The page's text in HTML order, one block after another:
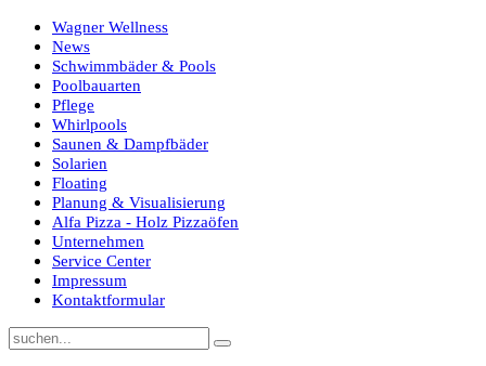
Wagner Wellness
News
Schwimmbäder & Pools
Poolbauarten
Pflege
Whirlpools
Saunen & Dampfbäder
Solarien
Floating
Planung & Visualisierung
Alfa Pizza - Holz Pizzaöfen
Unternehmen
Service Center
Impressum
Kontaktformular